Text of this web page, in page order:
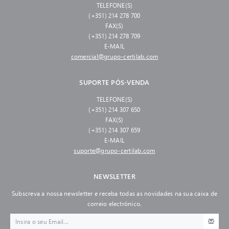
TELEFONE(S)
(+351) 214 278 700
FAX(S)
(+351) 214 278 709
E-MAIL
comercial@grupo-certilab.com
SUPORTE PÓS-VENDA
TELEFONE(S)
(+351) 214 307 650
FAX(S)
(+351) 214 307 659
E-MAIL
suporte@grupo-certilab.com
NEWSLETTER
Subscreva a nossa newsletter e receba todas as novidades na sua caixa de
correio electrónico.